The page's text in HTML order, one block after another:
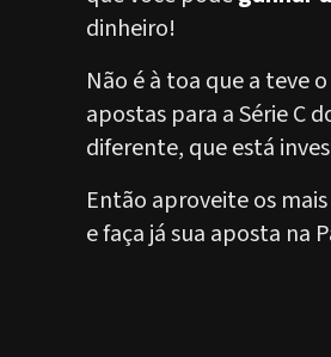
dinheiro!
Não é à toa que a teve
apostas para a Série C
diferente, que está
Então aproveite os
e faça já sua aposta na